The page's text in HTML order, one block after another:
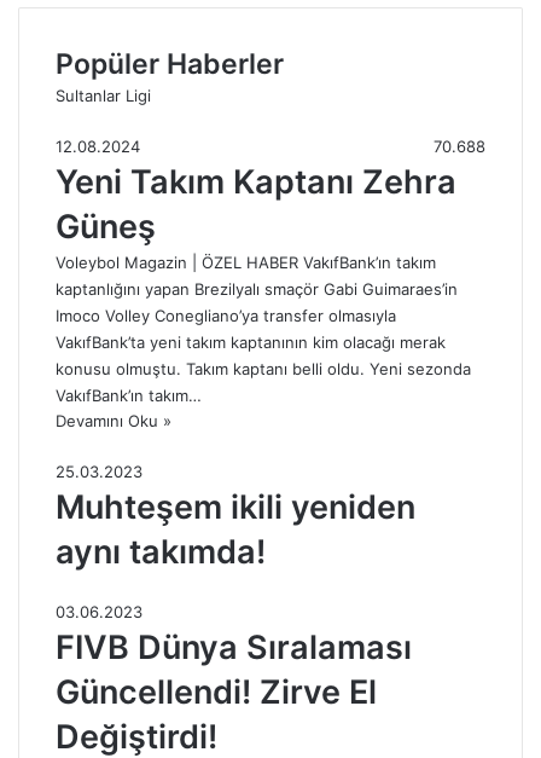
Popüler Haberler
Sultanlar Ligi
12.08.2024 70.688
Yeni Takım Kaptanı Zehra
Güneş
Voleybol Magazin | ÖZEL HABER VakıfBank’ın takım
kaptanlığını yapan Brezilyalı smaçör Gabi Guimaraes’in
Imoco Volley Conegliano’ya transfer olmasıyla
VakıfBank’ta yeni takım kaptanının kim olacağı merak
konusu olmuştu. Takım kaptanı belli oldu. Yeni sezonda
VakıfBank’ın takım…
Devamını Oku »
25.03.2023
Muhteşem ikili yeniden
aynı takımda!
03.06.2023
FIVB Dünya Sıralaması
Güncellendi! Zirve El
Değiştirdi!